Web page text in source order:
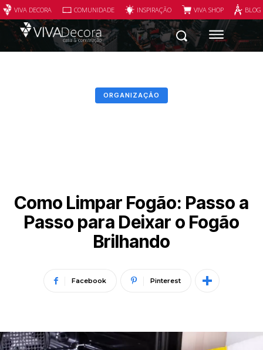
VIVA DECORA COMUNIDADE INSPIRAÇÃO VIVA SHOP
ORGANIZAÇÃO
Como Limpar Fogão: Passo a
Passo para Deixar o Fogão
Brilhando
Facebook Pinterest